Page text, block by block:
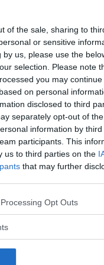
of the sale, sharing to
or sensitive
by us, please use the
selection. Please note
you may continue
on personal
disclosed to third
separately opt-out of
information by
participants. This
us to third parties on the
that may further
website/app uses one or
or usage behaviour. You
specified purposes in
Opt Outs
dintorni
pro e contro
cos'è e